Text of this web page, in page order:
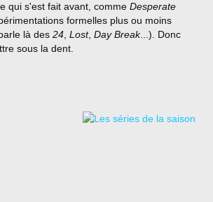
qui s'est fait avant, comme Desperate
formelles plus ou moins
là des 24 Lost, Day Break...). Donc
sous la dent.